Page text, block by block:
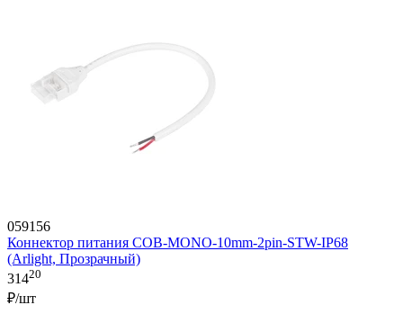
059156
Коннектор питания COB-MONO-10mm-2pin-STW-IP68
(Arlight, Прозрачный)
31420
₽/шт